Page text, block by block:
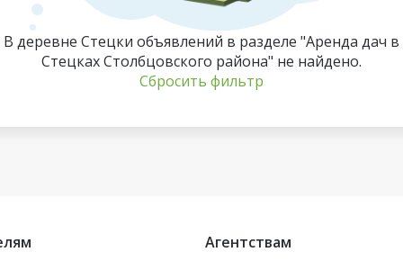
В деревне Стецки объявлений в разделе "Аренда дач в
Стецках Столбцовского района" не найдено.
Сбросить фильтр
Агентствам